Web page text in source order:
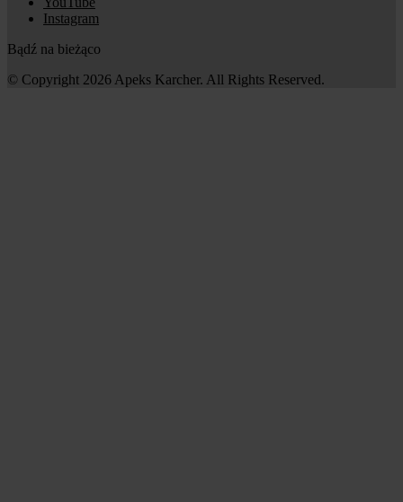
Instagram
Bądź na bieżąco
© Copyright 2026 Apeks Karcher. All Rights Reserved.